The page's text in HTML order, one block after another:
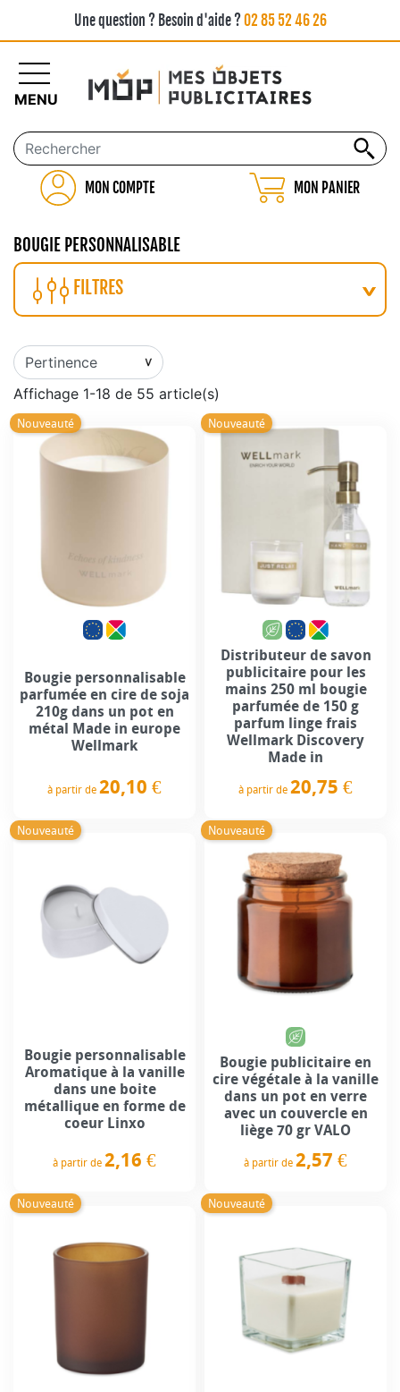
Une question ? Besoin d'aide ?02 85 52 46 26
MON COMPTE MON PANIER
MENU
BOUGIE PERSONNALISABLE
FILTRES
Affichage 1-18 de 55 article(s)
Nouveauté
Bougie personnalisable
parfumée en cire de soja
210g dans un pot en
métal Made in europe
Wellmark
à partir de 20,10 €
Nouveauté
Distributeur de savon
publicitaire pour les
mains 250 ml bougie
parfumée de 150 g
parfum linge frais
Wellmark Discovery
Made in
à partir de 20,75 €
Nouveauté
Bougie personnalisable
Aromatique à la vanille
dans une boite
métallique en forme de
coeur Linxo
à partir de 2,16 €
Nouveauté
Bougie publicitaire en
cire végétale à la vanille
dans un pot en verre
avec un couvercle en
liège 70 gr VALO
à partir de 2,57 €
Nouveauté Nouveauté